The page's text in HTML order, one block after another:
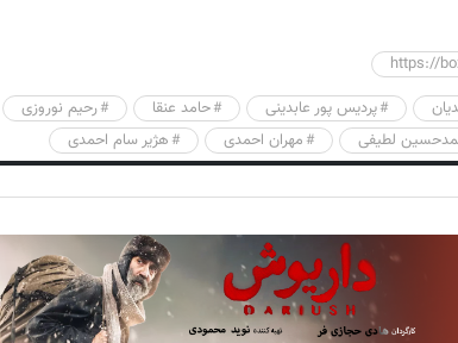
https://
پردیس پور عابدینی حامد عنقا رحیم نوروزی
لطیفی مهران احمدی هژیر سام احمدی